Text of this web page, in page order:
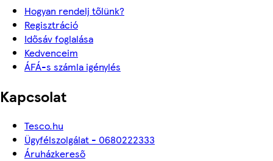
Hogyan rendelj tőlünk?
Regisztráció
Idősáv foglalása
Kedvenceim
ÁFÁ-s számla igénylés
Kapcsolat
Tesco.hu
Ügyfélszolgálat - 0680222333
Áruházkereső